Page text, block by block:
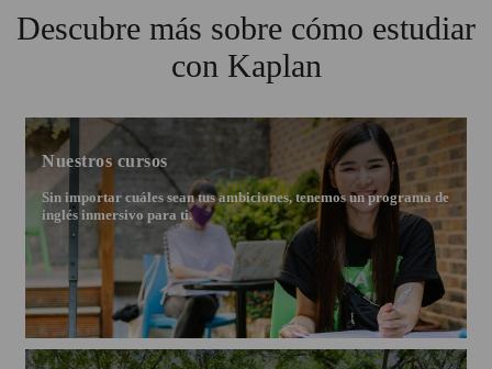
Descubre más sobre cómo estudiar
con Kaplan
Nuestros cursos
Sin importar cuáles sean tus ambiciones, tenemos un programa de
inglés inmersivo para ti.